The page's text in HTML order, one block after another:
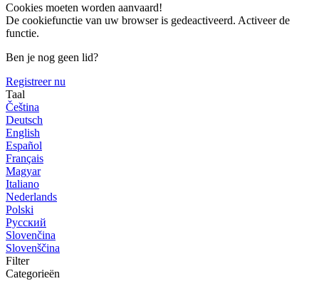
Cookies moeten worden aanvaard!
De cookiefunctie van uw browser is gedeactiveerd. Activeer de
functie.
Ben je nog geen lid?
Registreer nu
Taal
Čeština
Deutsch
English
Español
Français
Magyar
Italiano
Nederlands
Polski
Русский
Slovenčina
Slovenščina
Filter
Categorieën